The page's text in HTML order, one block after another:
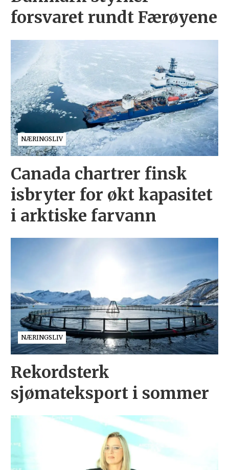
forsvaret rundt Færøyene
NÆRINGSLIV
Canada chartrer finsk
isbryter for økt kapasitet
i arktiske farvann
NÆRINGSLIV
Rekordsterk
sjømateksport i sommer